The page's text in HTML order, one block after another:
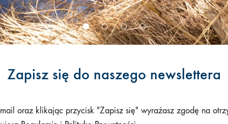
KWIATY&MIUT
oraz
od
i
Staramy
Zapisz się do naszego newslettera
oraz klikając przycisk "Zapisz się" wyrażasz zgodę na